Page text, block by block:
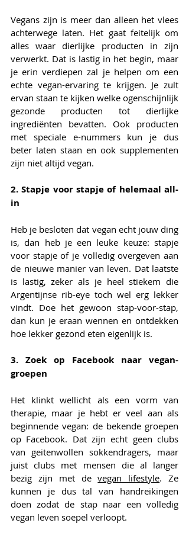
Vegans zijn is meer dan alleen het vlees
achterwege laten. Het gaat feitelijk om
alles waar dierlijke producten in zijn
verwerkt. Dat is lastig in het begin, maar
je erin verdiepen zal je helpen om een
echte vegan-ervaring te krijgen. Je zult
ervan staan te kijken welke ogenschijnlijk
gezonde producten tot dierlijke
ingrediënten bevatten. Ook producten
met speciale e-nummers kun je dus
beter laten staan en ook supplementen
zijn niet altijd vegan.
2. Stapje voor stapje of helemaal all-
in
Heb je besloten dat vegan echt jouw ding
is, dan heb je een leuke keuze: stapje
voor stapje of je volledig overgeven aan
de nieuwe manier van leven. Dat laatste
is lastig, zeker als je heel stiekem die
Argentijnse rib-eye toch wel erg lekker
vindt. Doe het gewoon stap-voor-stap,
dan kun je eraan wennen en ontdekken
hoe lekker gezond eten eigenlijk is.
3. Zoek op Facebook naar vegan-
groepen
Het klinkt wellicht als een vorm van
therapie, maar je hebt er veel aan als
beginnende vegan: de bekende groepen
op Facebook. Dat zijn echt geen clubs
van geitenwollen sokkendragers, maar
juist clubs met mensen die al langer
bezig zijn met de vegan lifestyle. Ze
kunnen je dus tal van handreikingen
doen zodat de stap naar een volledig
vegan leven soepel verloopt.